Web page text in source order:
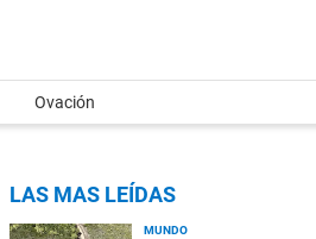
Ovación
LAS MAS LEÍDAS
MUNDO